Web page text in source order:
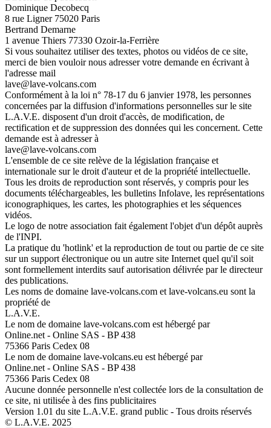
Dominique Decobecq
8 rue Ligner 75020 Paris
Bertrand Demarne
1 avenue Thiers 77330 Ozoir-la-Ferrière
Si vous souhaitez utiliser des textes, photos ou vidéos de ce site,
merci de bien vouloir nous adresser votre demande en écrivant à
l'adresse mail
lave@lave-volcans.com
Conformément à la loi n° 78-17 du 6 janvier 1978, les personnes
concernées par la diffusion d'informations personnelles sur le site
L.A.V.E. disposent d'un droit d'accès, de modification, de
rectification et de suppression des données qui les concernent. Cette
demande est à adresser à
lave@lave-volcans.com
L'ensemble de ce site relève de la législation française et
internationale sur le droit d'auteur et de la propriété intellectuelle.
Tous les droits de reproduction sont réservés, y compris pour les
documents téléchargeables, les bulletins Infolave, les représentations
iconographiques, les cartes, les photographies et les séquences
vidéos.
Le logo de notre association fait également l'objet d'un dépôt auprès
de l'INPI.
La pratique du 'hotlink' et la reproduction de tout ou partie de ce site
sur un support électronique ou un autre site Internet quel qu'il soit
sont formellement interdits sauf autorisation délivrée par le directeur
des publications.
Les noms de domaine lave-volcans.com et lave-volcans.eu sont la
propriété de
L.A.V.E.
Le nom de domaine lave-volcans.com est hébergé par
Online.net - Online SAS - BP 438
75366 Paris Cedex 08
Le nom de domaine lave-volcans.eu est hébergé par
Online.net - Online SAS - BP 438
75366 Paris Cedex 08
Aucune donnée personnelle n'est collectée lors de la consultation de
ce site, ni utilisée à des fins publicitaires
Version 1.01 du site L.A.V.E. grand public - Tous droits réservés
© L.A.V.E. 2025